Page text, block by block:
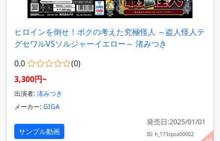
ヒロインを倒せ！ボクの考えた究極怪人 ～盗人怪人テ
グセワルVSソルジャーイエロー～ 渚みつき
0.0
(0)
3,300円~
出演者: 渚みつき
メーカー: GIGA
サンプル動画
発売日:2025/01/01
ID: h_173spsa00002